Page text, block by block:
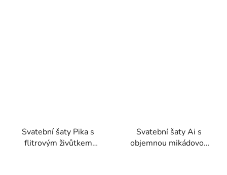
Svatební šaty Pika s
flitrovým živůtkem
Svatební šaty Ai s
objemnou mikádovou